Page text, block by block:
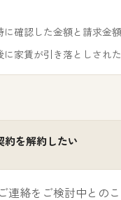
に確認した金額と請求金
に家賃が引き落としされた
約を解約したい
連絡をご検討中との